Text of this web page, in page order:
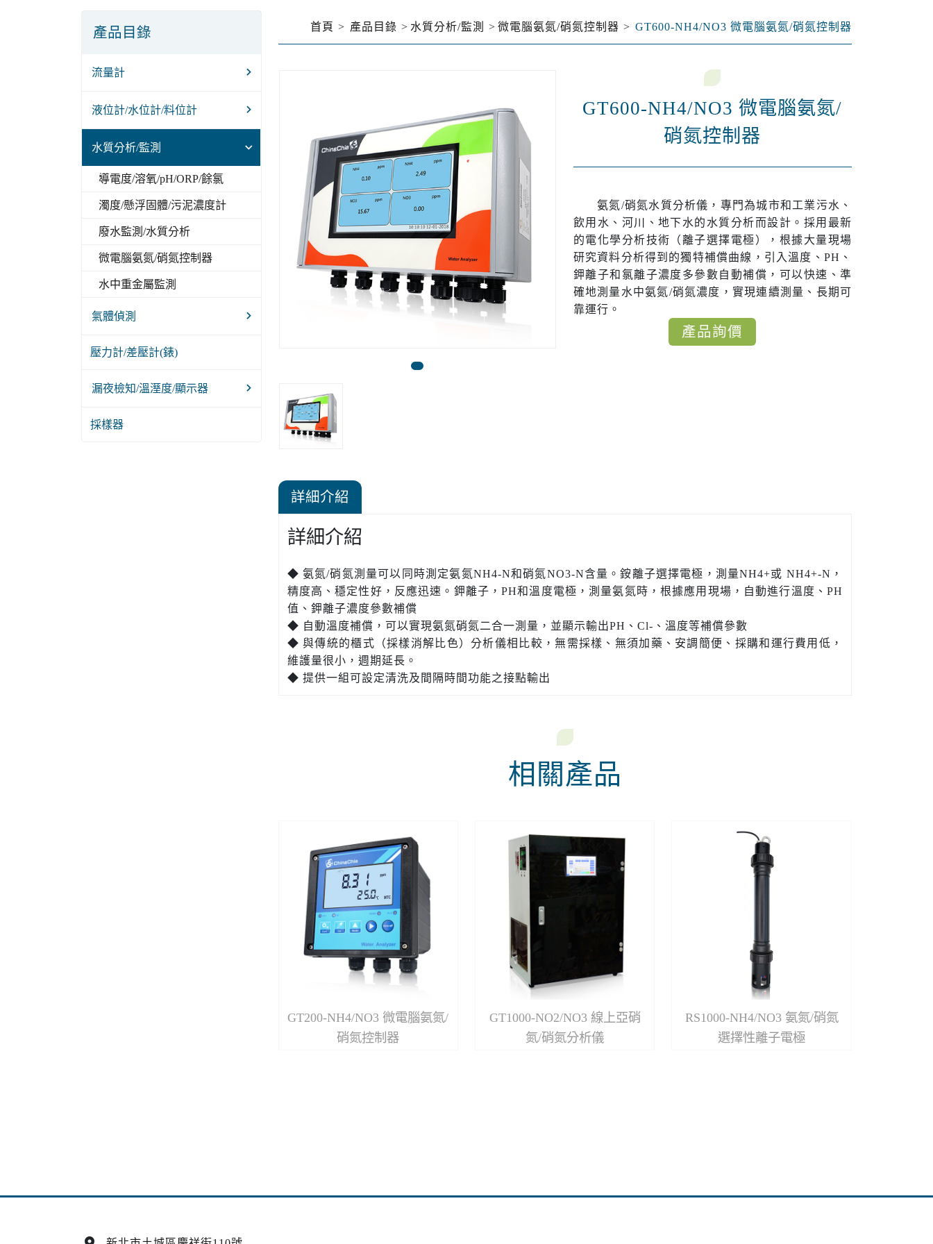
產品目錄
流量計
液位計/水位計/料位計
水質分析/監測
導電度/溶氧/pH/ORP/餘氯
濁度/懸浮固體/污泥濃度計
廢水監測/水質分析
微電腦氨氮/硝氮控制器
水中重金屬監測
氣體偵測
壓力計/差壓計(錶)
漏夜檢知/溫溼度/顯示器
採樣器
首頁 產品目錄 水質分析/監測 微電腦氨氮/硝氮控制器 GT600-NH4/NO3 微電腦氨氮/硝氮控制器
GT600-NH4/NO3 微電腦氨氮/
硝氮控制器
氨氮/硝氮水質分析儀，專門為城市和工業污水、
飲用水、河川、地下水的水質分析而設計。採用最新
的電化學分析技術（離子選擇電極），根據大量現場
研究資料分析得到的獨特補償曲線，引入溫度、PH、
鉀離子和氯離子濃度多參數自動補償，可以快速、準
確地測量水中氨氮/硝氮濃度，實現連續測量、長期可
靠運行。
產品詢價
詳細介紹
詳細介紹
◆ 氨氮/硝氮測量可以同時測定氨氮NH4-N和硝氮NO3-N含量。銨離子選擇電極，測量NH4+或 NH4+-N，
精度高、穩定性好，反應迅速。鉀離子，PH和溫度電極，測量氨氮時，根據應用現場，自動進行溫度、PH
值、鉀離子濃度參數補償
◆ 自動溫度補償，可以實現氨氮硝氮二合一測量，並顯示輸出PH、Cl-、溫度等補償參數
◆ 與傳統的櫃式（採樣消解比色）分析儀相比較，無需採樣、無須加藥、安調簡便、採購和運行費用低，
維護量很小，週期延長。
◆ 提供一組可設定清洗及間隔時間功能之接點輸出
相關產品
GT200-NH4/NO3 微電腦氨氮/
硝氮控制器
GT1000-NO2/NO3 線上亞硝
氮/硝氮分析儀
RS1000-NH4/NO3 氨氮/硝氮
選擇性離子電極